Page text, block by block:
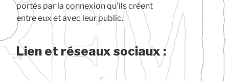
portés par la connexion qu’ils créent
entre eux et avec leur public.
Lien et réseaux sociaux :